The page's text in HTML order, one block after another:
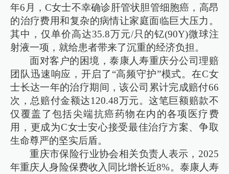
年6月，C女士不幸确诊肝管状胆管细胞癌，高昂
的治疗费用和复杂的病情让家庭面临巨大压力。
其中，仅单价高达35.8万元/只的钇(90Y)微球注
射液一项，就给患者带来了沉重的经济负担。
面对客户的困境，泰康人寿重庆分公司理赔
团队迅速响应，开启了“高频守护”模式。在C女
士长达一年的治疗期间，该公司累计完成赔付66
次，总赔付金额达120.48万元。这笔巨额赔款不
仅覆盖了包括尖端抗癌药物在内的各项医疗费
用，更成为C女士安心接受最佳治疗方案、争取
生命尊严的坚实后盾。
重庆市保险行业协会相关负责人表示，2025
年重庆人身险保费收入同比增长近8%。泰康人寿